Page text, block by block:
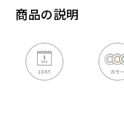
商品の説明